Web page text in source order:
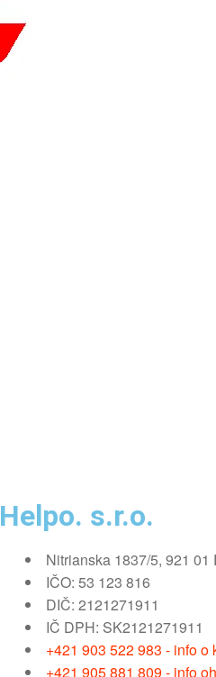
Helpo. s.r.o.
Nitrianska 1837/5, 921 01
IČO: 53 123 816
DIČ: 2121271911
IČ DPH: SK2121271911
+421 903 522 983 - info o
+421 905 881 809 - info